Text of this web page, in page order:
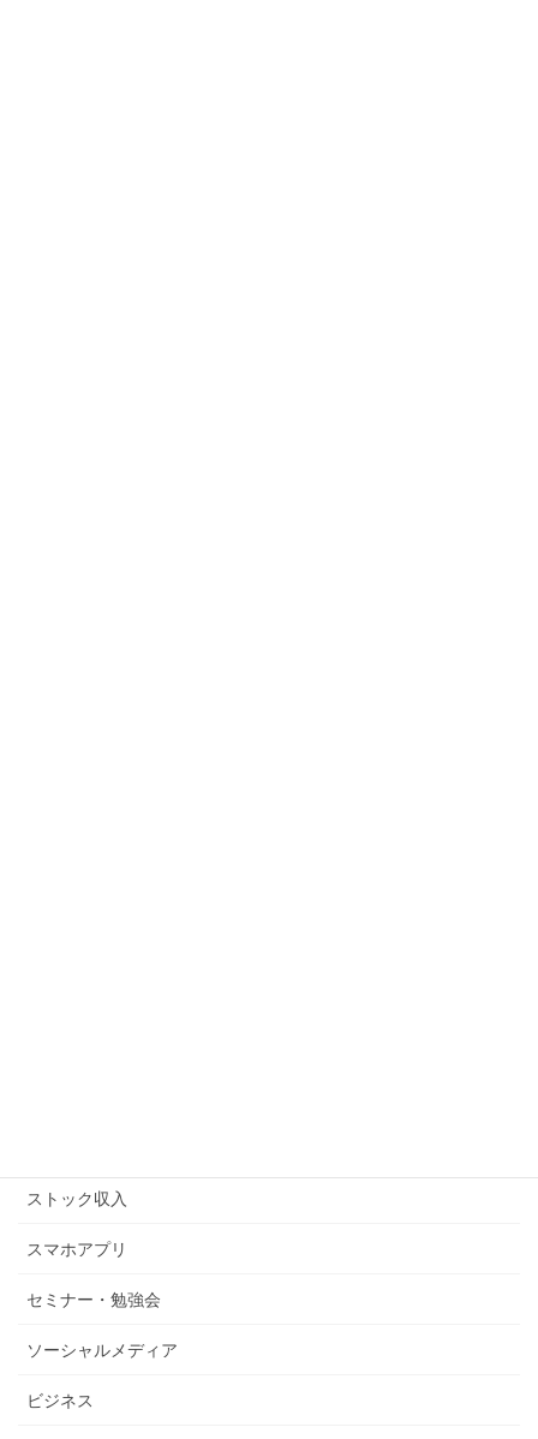
ストック収入
スマホアプリ
セミナー・勉強会
ソーシャルメディア
ビジネス